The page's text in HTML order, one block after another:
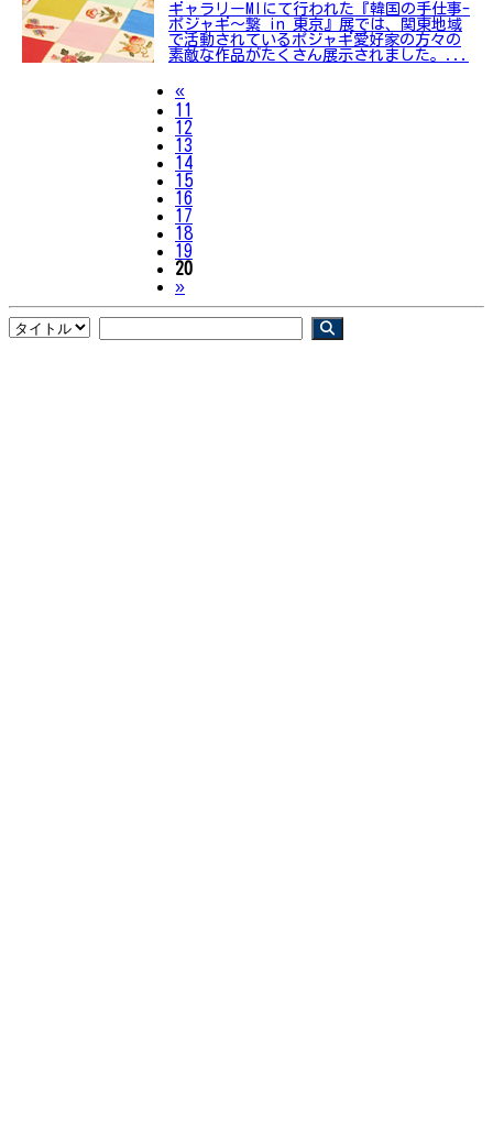
ギャラリーMIにて行われた『韓国の手仕事-
ポジャギ～繋 in 東京』展では、関東地域
で活動されているポジャギ愛好家の方々の
素敵な作品がたくさん展示されました。...
«Previous
11
12
13
14
15
16
17
18
19
20
»Next